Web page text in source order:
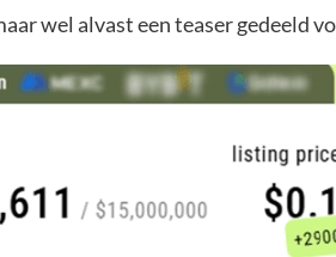
wel alvast een teaser gedeeld